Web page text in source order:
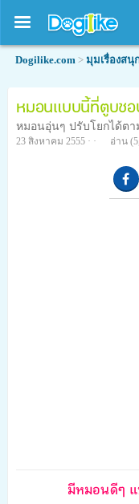
Dogilike.com > มุมเรื่องสนุ
หมอนแบบนี้ที่ตูบชอ
หมอนอุ่นๆ ปรับโยกได้ตา
23 สิงหาคม 2555 · · อ่าน
มีหมอนดีๆ